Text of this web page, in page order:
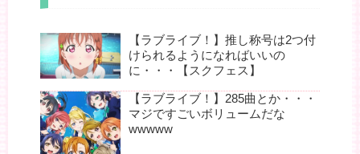
【ラブライブ！】推し称号は2つ付
けられるようになればいいの
に・・・【スクフェス】
【ラブライブ！】285曲とか・・・
マジですごいボリュームだな
wwwww